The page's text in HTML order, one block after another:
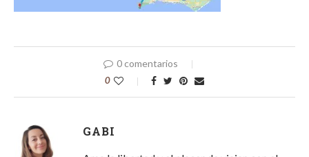
0 comentarios
0
GABI